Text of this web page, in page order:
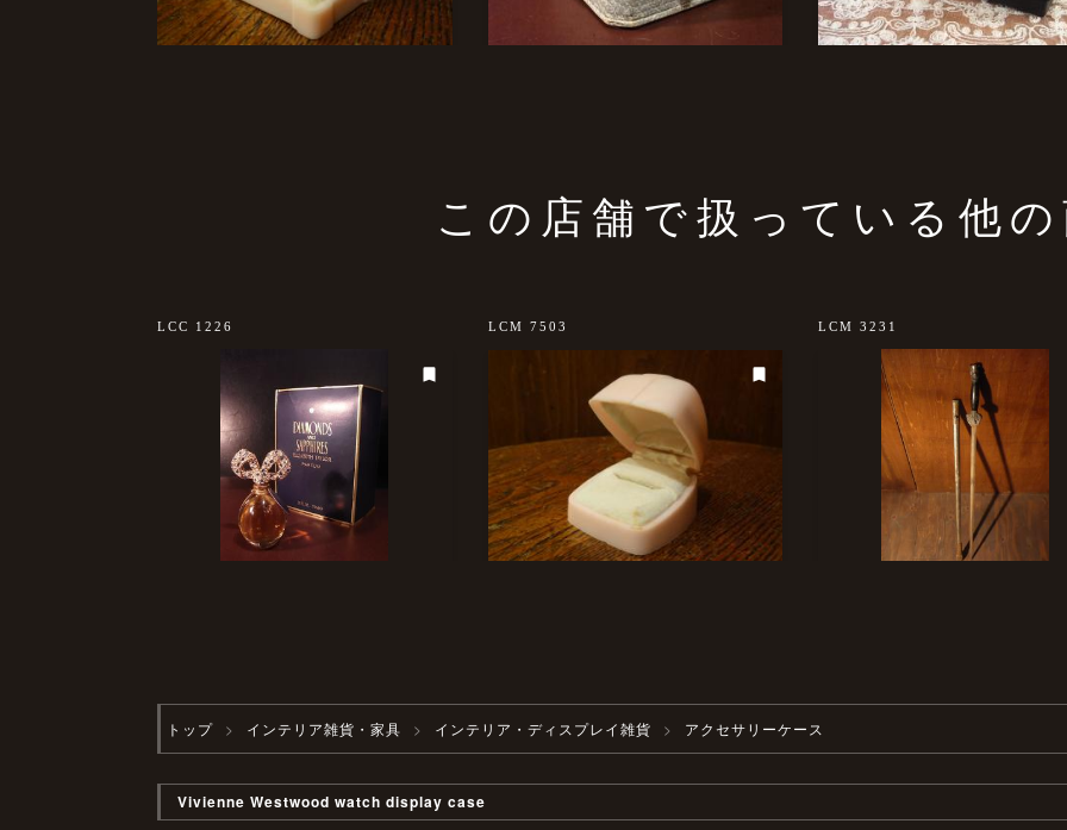
この店舗で扱っている他
LCC 1226 LCM 7503 LCM 3231
トップ インテリア雑貨・家具 インテリア・ディスプレイ雑貨 アクセサリーケース
Vivienne Westwood watch display case